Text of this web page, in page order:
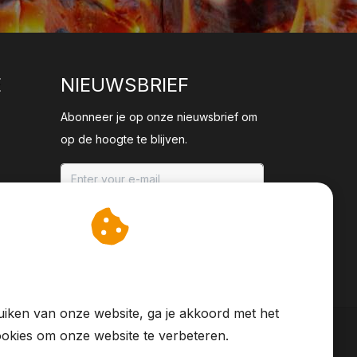
NIEUWSBRIEF
Abonneer je op onze nieuwsbrief om
op de hoogte te blijven.
ABONNEER
van onze website, ga je akkoord met het
om onze website te verbeteren.